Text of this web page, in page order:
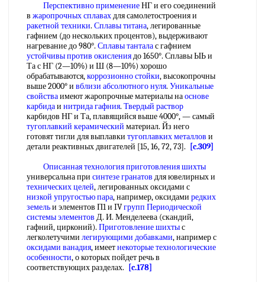
Перспективно применениеНГ и его соединений
в жаропрочных сплавахдля самолетостроения и
ракетной техники. Сплавы титана, легированные
гафнием (до нескольких процентов), выдерживают
нагревание до 980°. Сплавы танталас гафнием
устойчивы против окислениядо 1650°. Сплавы ЫЬ и
Та с НГ (2—10%) и Ш (8—10%) хорошо
обрабатываются,коррозионно стойки, высокопрочны
выше 2000° и вблизи абсолютного нуля. Уникальные
свойстваимеют жаропрочные материалы наоснове
карбидаи нитрида гафния. Твердый раствор
карбидов НГ и Та, плавящийся выше 4000°, — самый
тугоплавкий керамический материал. Йз него
готовят тигли для выплавки тугоплавких металлов и
детали реактивных двигателей [15, 16, 72, 73].
[c.309]
Описанная технологияприготовления шихты
универсальна при синтезе гранатов для ювелирных и
технических целей, легированных оксидами с
низкой упругостью пара, например, оксидами редких
земельи элементов П1 и IVгрупп Периодической
системы элементов Д. И. Менделеева (скандий,
гафний, цирконий). Приготовление шихтыс
легколетучими легирующими добавками, например с
оксидами ванадия, имеетнекоторые технологические
особенности, о которых пойдет речь в
соответствующих разделах.
[c.178]